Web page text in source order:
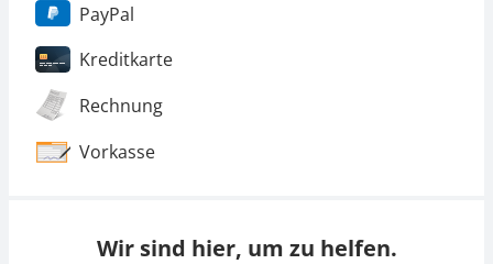
PayPal
Kreditkarte
Rechnung
Vorkasse
Wir sind hier, um zu helfen.